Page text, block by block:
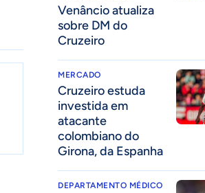
Venâncio atualiza
sobre DM do
Cruzeiro
MERCADO
Cruzeiro estuda
investida em
atacante
colombiano do
Girona, da Espanha
DEPARTAMENTO MÉDICO